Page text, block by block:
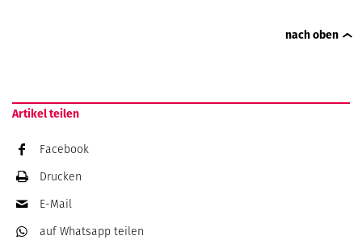
nach oben
Artikel teilen
Facebook
Drucken
E-Mail
auf Whatsapp teilen